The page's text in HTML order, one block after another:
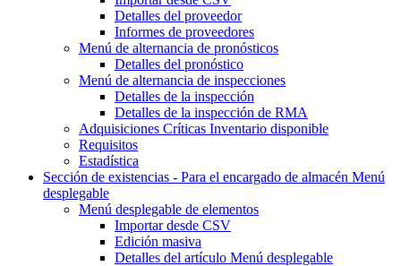
Detalles del proveedor
Informes de proveedores
Menú de alternancia de pronósticos
Detalles del pronóstico
Menú de alternancia de inspecciones
Detalles de la inspección
Detalles de la inspección de RMA
Adquisiciones Críticas Inventario disponible
Requisitos
Estadística
Sección de existencias - Para el encargado de almacén Menú
desplegable
Menú desplegable de elementos
Importar desde CSV
Edición masiva
Detalles del artículo Menú desplegable